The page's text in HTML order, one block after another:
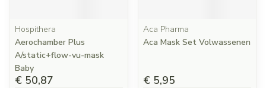
Hospithera
Aerochamber Plus
A/static+flow-vu-mask
Baby
€ 50,87
Aca Pharma
Aca Mask Set Volwassenen
€ 5,95